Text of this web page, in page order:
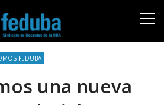
FEDUBA
una nueva